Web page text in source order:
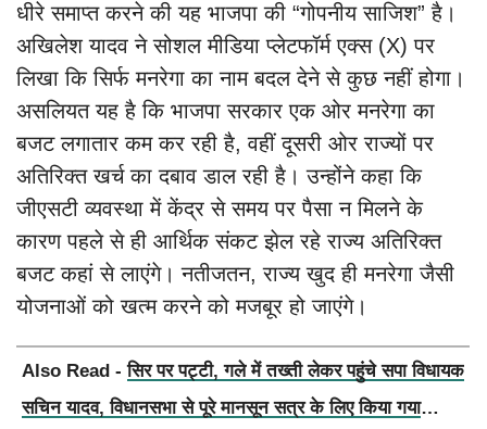
धीरे समाप्त करने की यह भाजपा की “गोपनीय साजिश” है।
अखिलेश यादव ने सोशल मीडिया प्लेटफॉर्म एक्स (X) पर
लिखा कि सिर्फ मनरेगा का नाम बदल देने से कुछ नहीं होगा।
असलियत यह है कि भाजपा सरकार एक ओर मनरेगा का
बजट लगातार कम कर रही है, वहीं दूसरी ओर राज्यों पर
अतिरिक्त खर्च का दबाव डाल रही है। उन्होंने कहा कि
जीएसटी व्यवस्था में केंद्र से समय पर पैसा न मिलने के
कारण पहले से ही आर्थिक संकट झेल रहे राज्य अतिरिक्त
बजट कहां से लाएंगे। नतीजतन, राज्य खुद ही मनरेगा जैसी
योजनाओं को खत्म करने को मजबूर हो जाएंगे।
Also Read -सिर पर पट्टी, गले में तख्ती लेकर पहुंचे सपा विधायक
सचिन यादव, विधानसभा से पूरे मानसून सत्र के लिए किया गया